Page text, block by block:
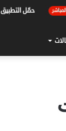
حمّل التطبيق